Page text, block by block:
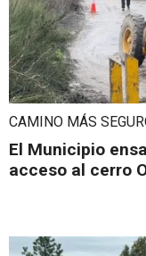
CAMINO MÁS
El Municipio
acceso al cerro